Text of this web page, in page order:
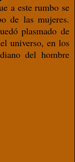
a este rumbo se
de las mujeres.
plasmado de
universo, en los
del hombre